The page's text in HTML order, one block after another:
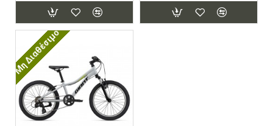
Μη Διαθέσιμο